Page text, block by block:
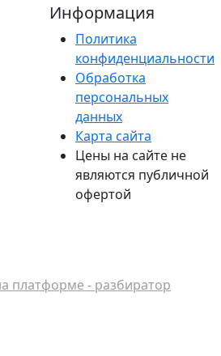
Информация
Политика
конфиденциальности
Обработка
персональных
данных
Карта сайта
Цены на сайте не
являются публичной
офертой
платформе - разбиратор